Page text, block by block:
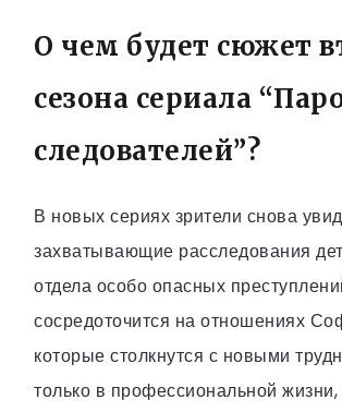
О чем будет сюжет
сезона сериала
следователей”?
В новых сериях зрители снова
захватывающие расследования
отдела особо опасных
сосредоточится на отношениях
которые столкнутся с новыми
только в профессиональной жизни,